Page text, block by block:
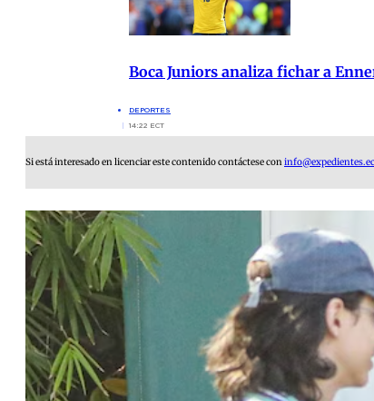
Boca Juniors analiza fichar a
DEPORTES
14:22 ECT
Si está interesado en licenciar este contenido contáctese coninfo@expedientes.ec